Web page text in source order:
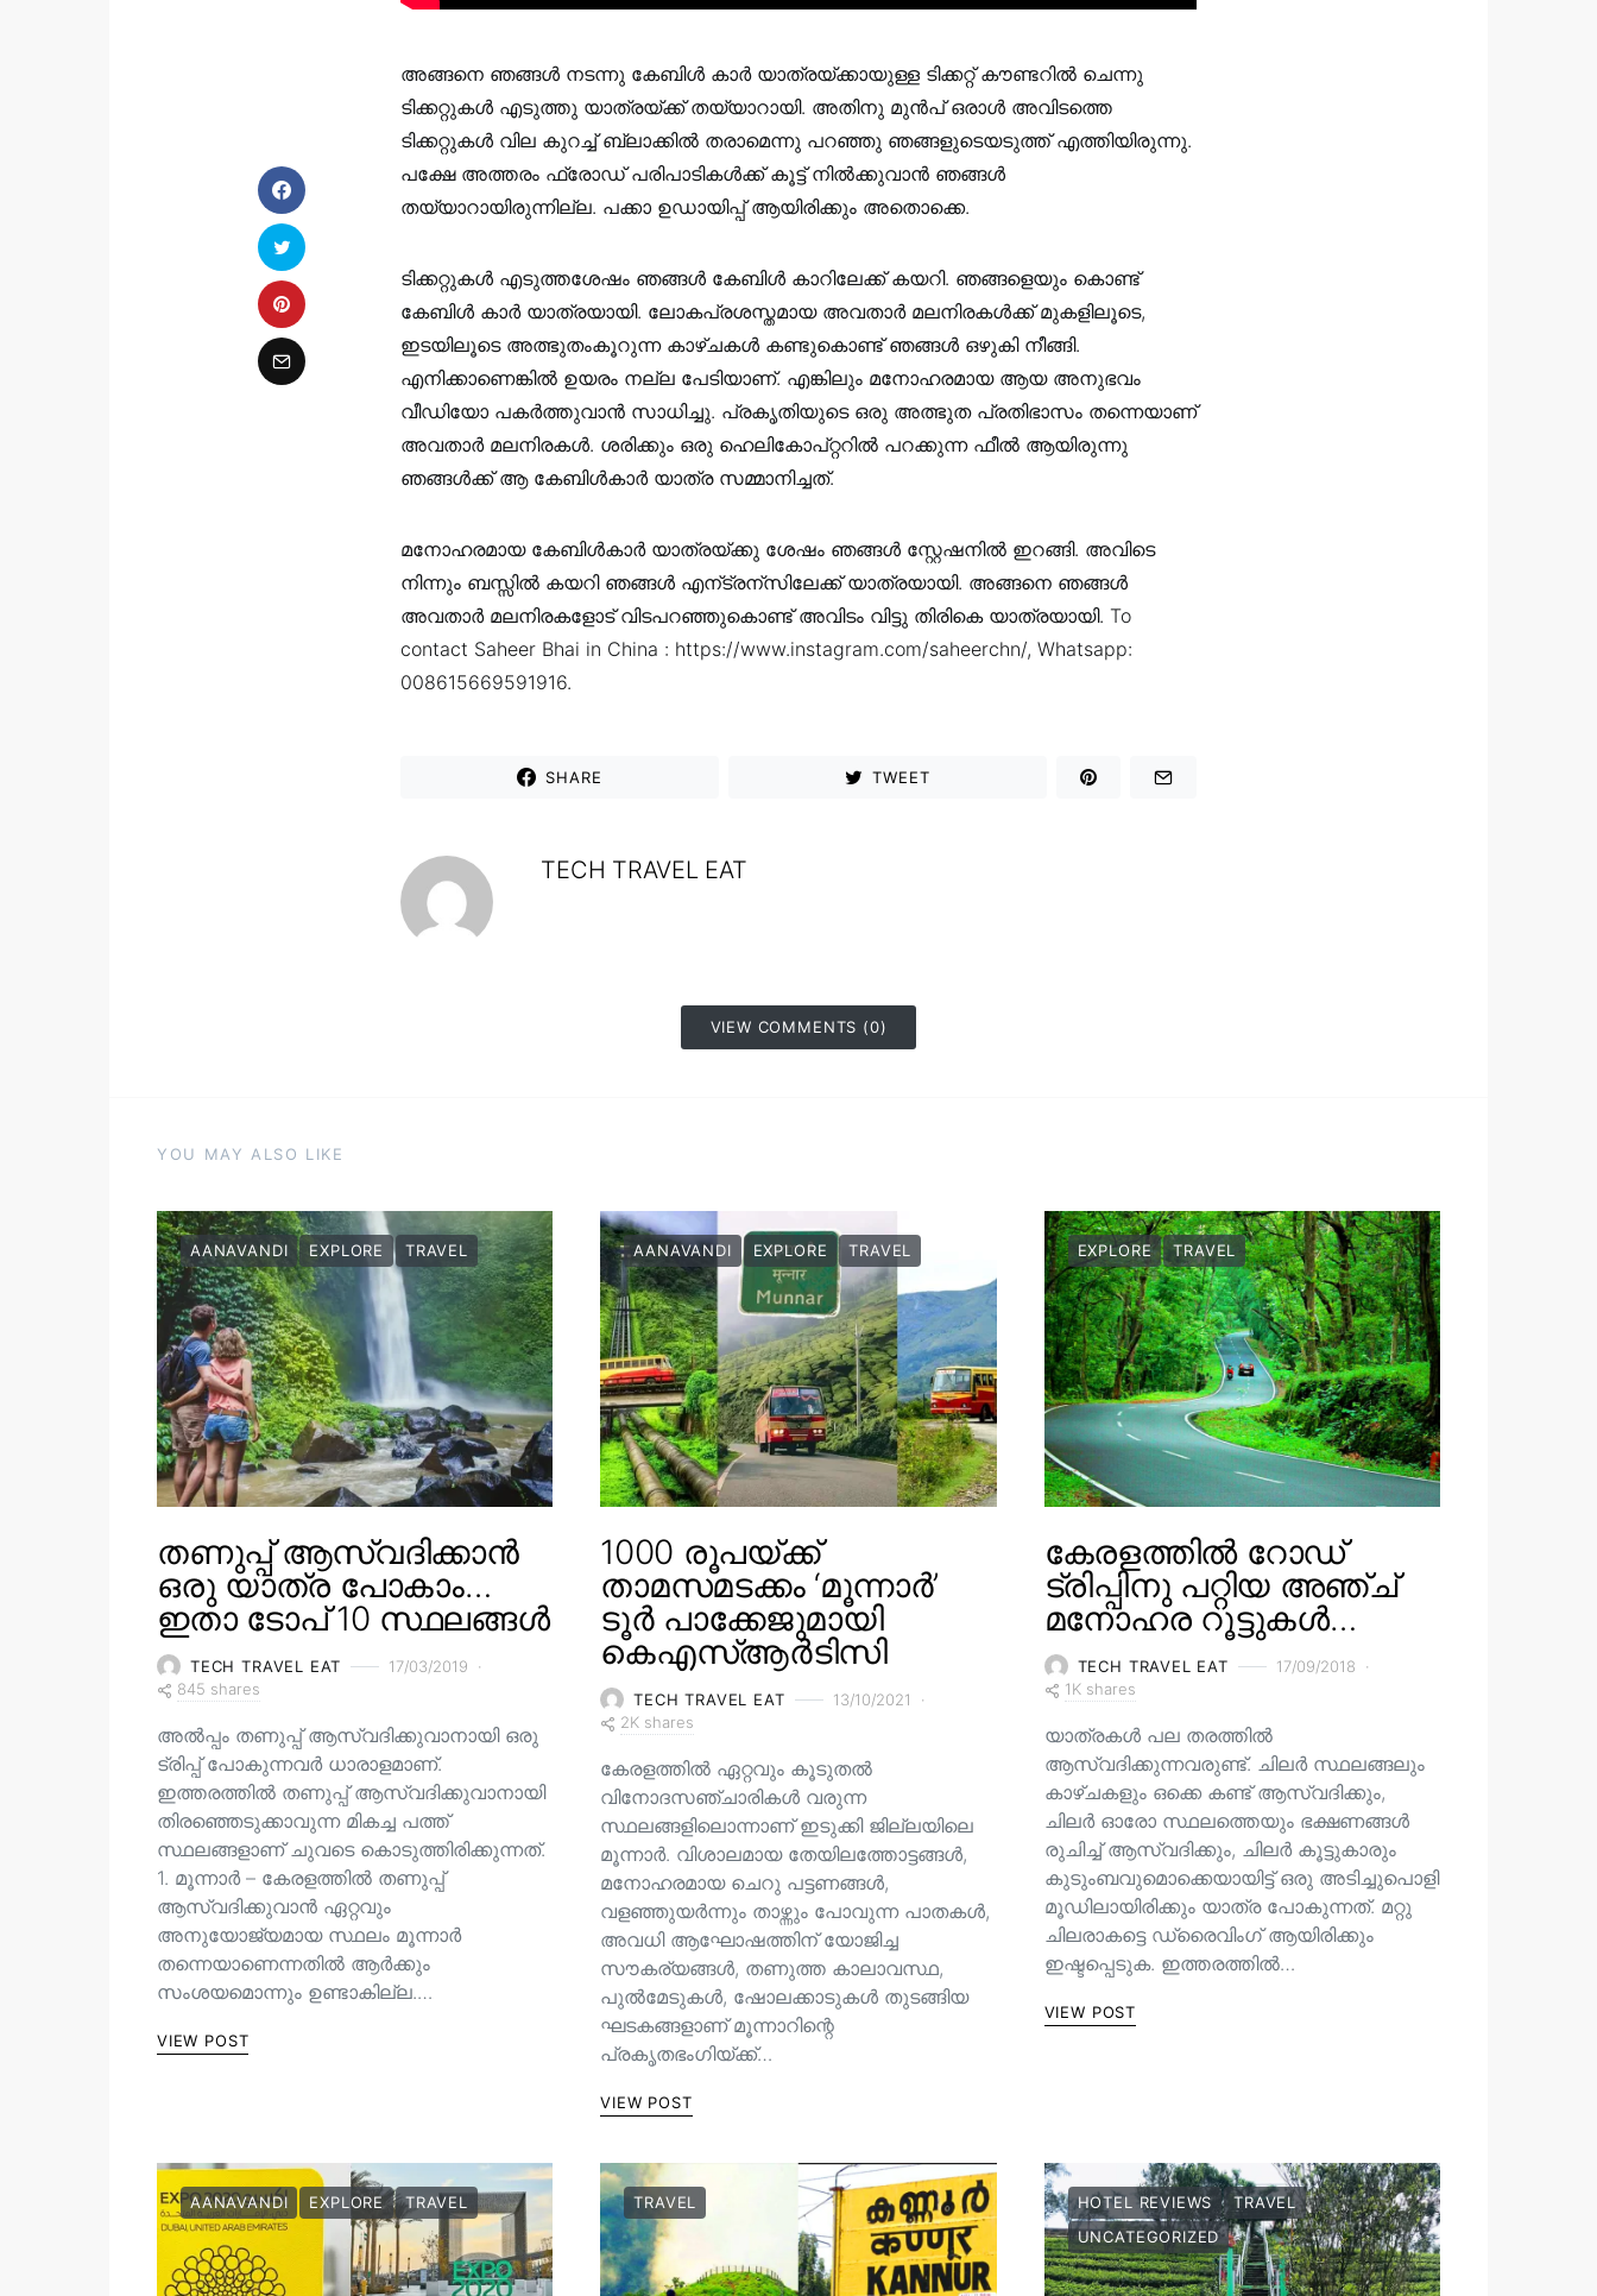
അങ്ങനെ ഞങ്ങൾ നടന്നു കേബിൾ കാർ യാത്രയ്ക്കായുള്ള ടിക്കറ്റ് കൗണ്ടറിൽ ചെന്നു
ടിക്കറ്റുകൾ എടുത്തു യാത്രയ്ക്ക് തയ്യാറായി. അതിനു മുൻപ് ഒരാൾ അവിടത്തെ
ടിക്കറ്റുകൾ വില കുറച്ച് ബ്ലാക്കിൽ തരാമെന്നു പറഞ്ഞു ഞങ്ങളുടെയടുത്ത് എത്തിയിരുന്നു.
പക്ഷേ അത്തരം ഫ്രോഡ് പരിപാടികൾക്ക് കൂട്ട് നിൽക്കുവാൻ ഞങ്ങൾ
തയ്യാറായിരുന്നില്ല. പക്കാ ഉഡായിപ്പ് ആയിരിക്കും അതൊക്കെ.
ടിക്കറ്റുകൾ എടുത്തശേഷം ഞങ്ങൾ കേബിൾ കാറിലേക്ക് കയറി. ഞങ്ങളെയും കൊണ്ട്
കേബിൾ കാർ യാത്രയായി. ലോകപ്രശസ്തമായ അവതാർ മലനിരകൾക്ക് മുകളിലൂടെ,
ഇടയിലൂടെ അത്ഭുതംകൂറുന്ന കാഴ്ചകൾ കണ്ടുകൊണ്ട് ഞങ്ങൾ ഒഴുകി നീങ്ങി.
എനിക്കാണെങ്കിൽ ഉയരം നല്ല പേടിയാണ്. എങ്കിലും മനോഹരമായ ആയ അനുഭവം
വീഡിയോ പകർത്തുവാൻ സാധിച്ചു. പ്രകൃതിയുടെ ഒരു അത്ഭുത പ്രതിഭാസം തന്നെയാണ്
അവതാർ മലനിരകൾ. ശരിക്കും ഒരു ഹെലികോപ്റ്ററിൽ പറക്കുന്ന ഫീൽ ആയിരുന്നു
ഞങ്ങൾക്ക് ആ കേബിൾകാർ യാത്ര സമ്മാനിച്ചത്.
മനോഹരമായ കേബിൾകാർ യാത്രയ്ക്കു ശേഷം ഞങ്ങൾ സ്റ്റേഷനിൽ ഇറങ്ങി. അവിടെ
നിന്നും ബസ്സിൽ കയറി ഞങ്ങൾ എന്ട്രന്സിലേക്ക് യാത്രയായി. അങ്ങനെ ഞങ്ങൾ
അവതാർ മലനിരകളോട് വിടപറഞ്ഞുകൊണ്ട് അവിടം വിട്ടു തിരികെ യാത്രയായി. To
contact Saheer Bhai in China : https://www.instagram.com/saheerchn/, Whatsapp:
008615669591916.
SHARE TWEET
TECH TRAVEL EAT
VIEW COMMENTS (0)
YOU MAY ALSO LIKE
AANAVANDI EXPLORE TRAVEL
തണുപ്പ് ആസ്വദിക്കാൻ
ഒരു യാത്ര പോകാം…
ഇതാ ടോപ് 10 സ്ഥലങ്ങൾ
TECH TRAVEL EAT
17/03/2019
845 shares
അൽപ്പം തണുപ്പ് ആസ്വദിക്കുവാനായി ഒരു
ട്രിപ്പ് പോകുന്നവർ ധാരാളമാണ്.
ഇത്തരത്തിൽ തണുപ്പ് ആസ്വദിക്കുവാനായി
തിരഞ്ഞെടുക്കാവുന്ന മികച്ച പത്ത്
സ്ഥലങ്ങളാണ് ചുവടെ കൊടുത്തിരിക്കുന്നത്.
1. മൂന്നാർ – കേരളത്തിൽ തണുപ്പ്
ആസ്വദിക്കുവാൻ ഏറ്റവും
അനുയോജ്യമായ സ്ഥലം മൂന്നാർ
തന്നെയാണെന്നതിൽ ആർക്കും
സംശയമൊന്നും ഉണ്ടാകില്ല.…
VIEW POST
AANAVANDI EXPLORE TRAVEL
1000 രൂപയ്ക്ക്
താമസമടക്കം ‘മൂന്നാർ’
ടൂർ പാക്കേജുമായി
കെഎസ്ആർടിസി
TECH TRAVEL EAT
13/10/2021
2K shares
കേരളത്തിൽ ഏറ്റവും കൂടുതൽ
വിനോദസഞ്ചാരികൾ വരുന്ന
സ്ഥലങ്ങളിലൊന്നാണ് ഇടുക്കി ജില്ലയിലെ
മൂന്നാർ. വിശാലമായ തേയിലത്തോട്ടങ്ങള്‍,
മനോഹരമായ ചെറു പട്ടണങ്ങള്‍,
വളഞ്ഞുയര്‍ന്നും താഴ്ന്നും പോവുന്ന പാതകള്‍,
അവധി ആഘോഷത്തിന് യോജിച്ച
സൗകര്യങ്ങള്‍, തണുത്ത കാലാവസ്ഥ,
പുൽമേടുകൾ, ഷോലക്കാടുകൾ തുടങ്ങിയ
ഘടകങ്ങളാണ് മൂന്നാറിന്റെ
പ്രകൃതഭംഗിയ്ക്ക്…
VIEW POST
EXPLORE TRAVEL
കേരളത്തിൽ റോഡ്
ട്രിപ്പിനു പറ്റിയ അഞ്ച്
മനോഹര റൂട്ടുകൾ…
TECH TRAVEL EAT
17/09/2018
1K shares
യാത്രകൾ പല തരത്തിൽ
ആസ്വദിക്കുന്നവരുണ്ട്. ചിലർ സ്ഥലങ്ങലും
കാഴ്ചകളും ഒക്കെ കണ്ട് ആസ്വദിക്കും,
ചിലർ ഓരോ സ്ഥലത്തെയും ഭക്ഷണങ്ങൾ
രുചിച്ച് ആസ്വദിക്കും, ചിലർ കൂട്ടുകാരും
കുടുംബവുമൊക്കെയായിട്ട് ഒരു അടിച്ചുപൊളി
മൂഡിലായിരിക്കും യാത്ര പോകുന്നത്. മറ്റു
ചിലരാകട്ടെ ഡ്രൈവിംഗ് ആയിരിക്കും
ഇഷ്ടപ്പെടുക. ഇത്തരത്തിൽ…
VIEW POST
AANAVANDI EXPLORE TRAVEL TRAVEL HOTEL REVIEWS
TRAVEL
UNCATEGORIZED